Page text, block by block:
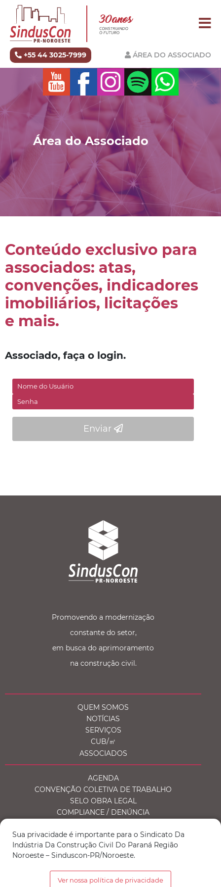
+55 44 3025-7999 ÁREA DO ASSOCIADO
Área do Associado
Conteúdo exclusivo para
associados: atas,
convenções, indicadores
imobiliários, licitações
e mais.
Associado, faça o login.
Enviar
Promovendo a modernização
constante do setor,
em busca do aprimoramento
na construção civil.
QUEM SOMOS
NOTÍCIAS
SERVIÇOS
CUB/㎡
ASSOCIADOS
AGENDA
CONVENÇÃO COLETIVA DE TRABALHO
SELO OBRA LEGAL
COMPLIANCE / DENÚNCIA
ÁREA DO ASSOCIADO
DOWNLOADS E MÍDIAS
ASSOCIE-SE
CONTATO
Sua privacidade é importante para o Sindicato Da
Indústria Da Construção Civil Do Paraná Região
Noroeste – Sinduscon-PR/Noroeste.
Ver nossa política de privacidade